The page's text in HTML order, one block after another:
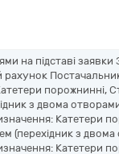
на підставі
порожнинні,
з двома
Катетери
(перехідник з
Катетери